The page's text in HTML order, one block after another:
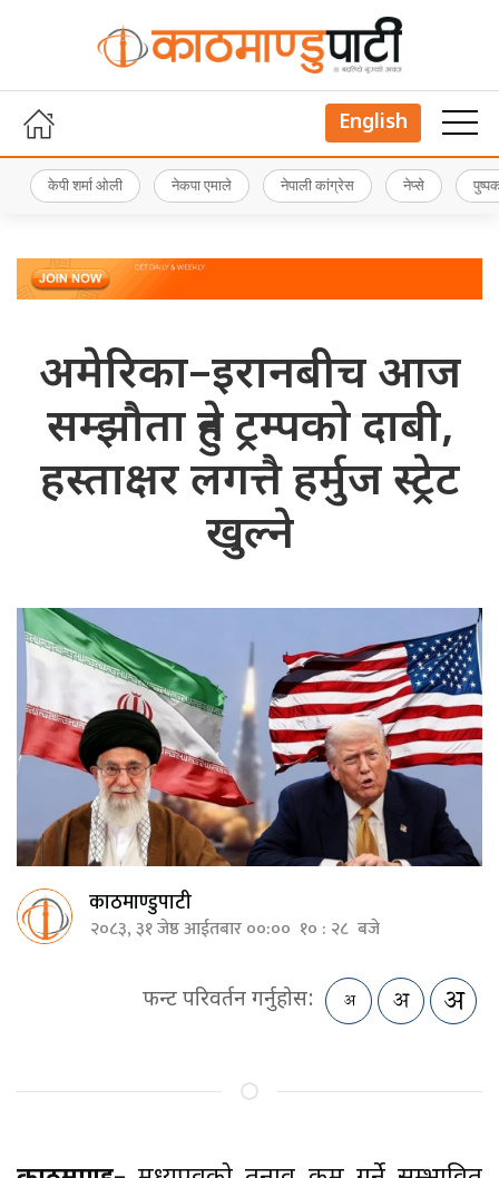
English
केपी शर्मा ओली नेकपा एमाले नेपाली कांग्रेस नेप्से
अमेरिका–इरानबीच आज
सम्झौता हुने ट्रम्पकाे दाबी,
हस्ताक्षर लगत्तै हर्मुज स्ट्रेट
खुल्ने
काठमाण्डुपाटी
२०८३, ३१ जेष्ठ आईतबार ००:०० १० : २८ बजे
फन्ट परिवर्तन गर्नुहोस: